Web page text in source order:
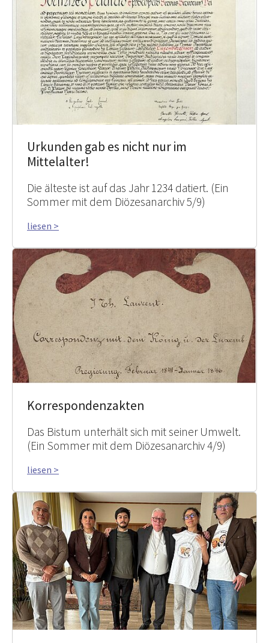
Urkunden gab es nicht nur im
Mittelalter!
Die älteste ist auf das Jahr 1234 datiert. (Ein
Sommer mit dem Diözesanarchiv 5/9)
liesen >
Korrespondenzakten
Das Bistum unterhält sich mit seiner Umwelt.
(Ein Sommer mit dem Diözesanarchiv 4/9)
liesen >